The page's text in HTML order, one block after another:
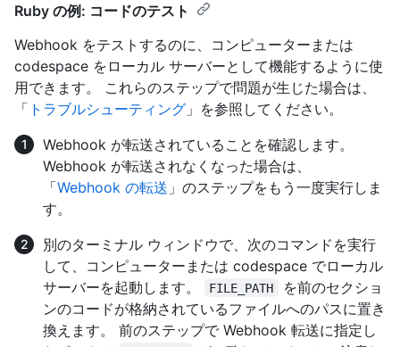
Ruby の例: コードのテスト
Webhook をテストするのに、コンピューターまたは
codespace をローカル サーバーとして機能するように使
用できます。 これらのステップで問題が生じた場合は、
「 トラブルシューティング 」を参照してください。
Webhook が転送されていることを確認します。
Webhook が転送されなくなった場合は、
「Webhook の転送 」のステップをもう一度実行しま
す。
別のターミナル ウィンドウで、次のコマンドを実行
して、コンピューターまたは codespace でローカル
サーバーを起動します。
FILE_PATH
を前のセクショ
ンのコードが格納されているファイルへのパスに置き
換えます。 前のステップで Webhook 転送に指定し